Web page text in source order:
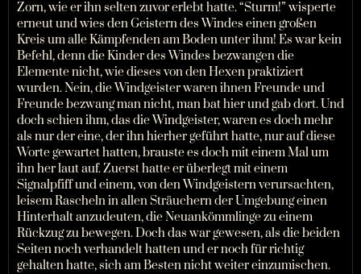
Zorn, wie er ihn selten zuvor erlebt hatte. “Sturm!” wisperte
erneut und wies den Geistern des Windes einen großen
Kreis um alle Kämpfenden am Boden unter ihm! Es war kein
Befehl, denn die Kinder des Windes bezwangen die
Elemente nicht, wie dieses von den Hexen praktiziert
wurden. Nein, die Windgeister waren ihnen Freunde und
Freunde bezwang man nicht, man bat hier und gab dort. Und
doch schien ihm, das die Windgeister, waren es doch mehr
als nur der eine, der ihn hierher geführt hatte, nur auf diese
Worte gewartet hatten, brauste es doch mit einem Mal um
ihn her laut auf. Zuerst hatte er überlegt mit einem
Signalpfiff und einem, von den Windgeistern verursachten,
leisem Rascheln in allen Sträuchern der Umgebung einen
Hinterhalt anzudeuten, die Neuankömmlinge zu einem
Rückzug zu bewegen. Doch das war gewesen, als die beiden
Seiten noch verhandelt hatten und er noch für richtig
gehalten hatte, sich am Besten nicht weiter einzumischen.